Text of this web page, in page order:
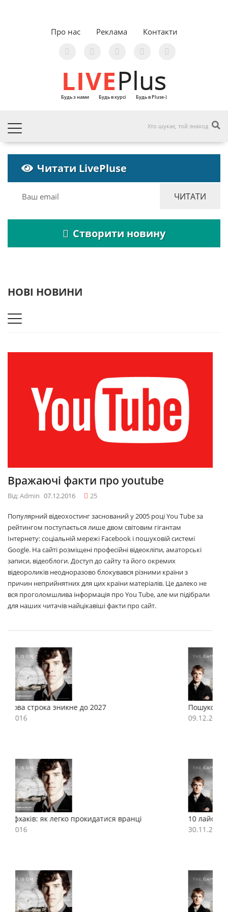
Про нас Реклама Контакти
LIVEPlus
Будь з нами Будь в курсі Будь в Pluse-)
Читати LivePluse
Створити новину
НОВІ НОВИНИ
Вражаючі факти про youtube
Від: Admin 07.12.2016 25
Популярний відеохостинг заснований у 2005 році You Tube за
рейтингом поступається лише двом світовим гігантам
Інтернету: соціальній мережі Facebook і пошуковій системі
Google. На сайті розміщені професійні відеокліпи, аматорські
записи, відеоблоги. Доступ до сайту та його окремих
відеороликів неодноразово блокувався різними країни з
причин неприйнятних для цих країни матеріалів. Це далеко не
вся проголомшлива інформація про You Tube, але ми підібрали
для наших читачів найцікавіші факти про сайт.
Пошукова строка зникне до 2027
09.12.2016
10 лайфхаків: як легко прокидатися вранці
30.11.2016